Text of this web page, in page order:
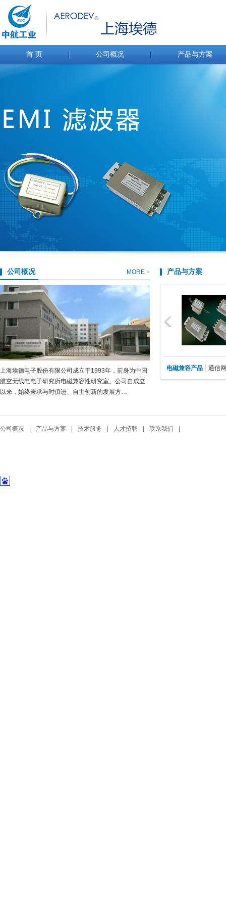
首 页 公司概况 产品与方案
公司概况 MORE >
上海埃德电子股份有限公司成立于1993年，前身为中国
航空无线电电子研究所电磁兼容性研究室。公司自成立
以来，始终秉承与时俱进、自主创新的发展方…
产品与方案
国产化电源系列产品
凭借深厚的技术实力与多年解决电磁干扰问
题的丰富经验，埃德公司可以向您提供“定制
化电磁干扰控制方案”的…
查看详情
电磁兼容产品 通信
公司概况 | 产品与方案 | 技术服务 | 人才招聘 | 联系我们 |